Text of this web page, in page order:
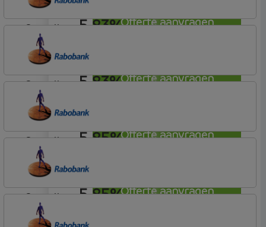
Offerte aanvragen
5,83%
Offerte aanvragen
aflosvrij
5,83%
Offerte aanvragen
Rabobank Spaarbank
Plusvoorwaarden (Incl. Korting)
aflosvrij
5,85%
Offerte aanvragen
Rabobank Spaarbank
Plusvoorwaarden (Incl. Korting)
aflosvrij
5,85%
Rabobank Spaarbank
Basisvoorwaarden
aflosvrij
Rabobank Spaarbank
Plusvoorwaarden